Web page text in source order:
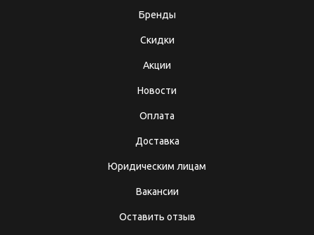
Бренды
Скидки
Акции
Новости
Оплата
Доставка
Юридическим лицам
Вакансии
Оставить отзыв